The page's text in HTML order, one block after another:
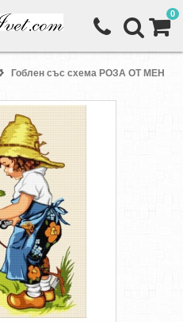
0
Гоблен със схема РОЗА ОТ МЕН